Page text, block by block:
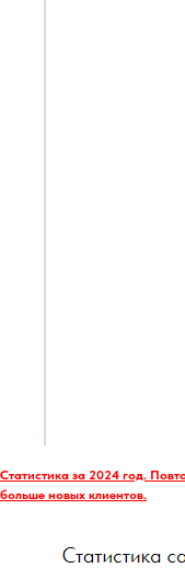
Статистика за 2024 год.
больше новых клиентов.